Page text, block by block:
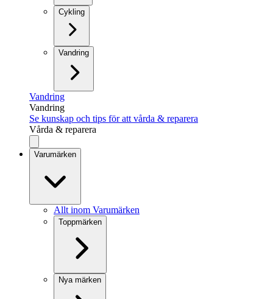
Cykling
Vandring
Vandring
Vandring
Se kunskap och tips för att vårda & reparera
Vårda & reparera
Varumärken
Allt inom Varumärken
Toppmärken
Nya märken